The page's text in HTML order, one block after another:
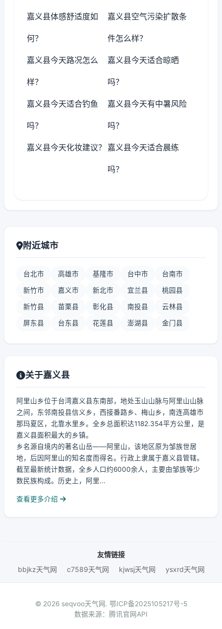
嘉义县体感舒适度如
何？
嘉义县空气污染扩散条
件怎么样？
嘉义县今天路况怎么
样？
嘉义县今天适合晾晒
吗？
嘉义县今天适合钓鱼
吗？
嘉义县今天有中暑风险
吗？
嘉义县今天化妆建议？ 嘉义县今天适合晨练
吗？
附近城市
台北市 高雄市 基隆市 台中市 台南市
新竹市 嘉义市 新北市 宜兰县 桃园县
新竹县 苗栗县 彰化县 南投县 云林县
屏东县 台东县 花莲县 澎湖县 金门县
关于嘉义县
阿里山乡位于台湾嘉义县东南部，地处玉山山脉与阿里山山脉
之间，东邻南投县信义乡，西接番路乡、梅山乡，南连高雄市
那玛夏区，北靠水里乡。全乡总面积达1182.354平方公里，是
嘉义县面积最大的乡镇。
乡名源自境内的著名山岳——阿里山，该地区原为邹族世居
地，后因阿里山的知名度而得名。行政上隶属于嘉义县管辖。
截至最新统计数据，全乡人口约6000余人，主要由邹族等少
数民族构成。历史上，阿里...
查看更多介绍
友情链接
bbjkz天气网
c7589天气网 kjwsj天气网 ysxrd天气网
© 2026 seqvoo天气网. 鄂ICP备2025105217号-5
数据来源：腾讯官网API